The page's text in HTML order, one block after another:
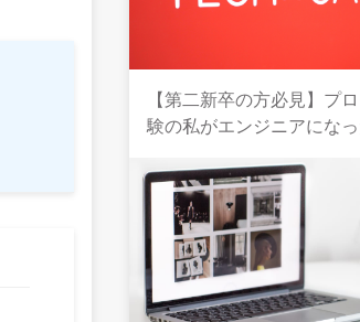
【第二新卒の方必見】プ
験の私がエンジニアにな